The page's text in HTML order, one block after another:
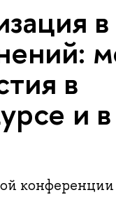
в
в
и
конференции